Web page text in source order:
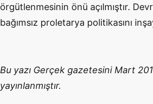
örgütlenmesinin önü açılmıştır.
bağımsız proletarya politikasını
Bu yazı Gerçek gazetesini Mart
yayınlanmıştır.